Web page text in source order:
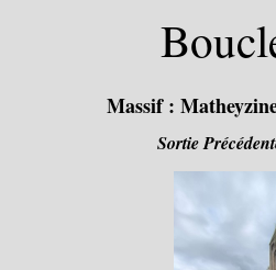
Massif :
Sortie